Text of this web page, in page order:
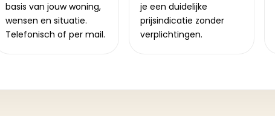
basis van jouw woning,
wensen en situatie.
Telefonisch of per mail.
je een duidelijke
prijsindicatie zonder
verplichtingen.